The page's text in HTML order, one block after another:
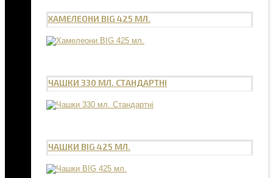
ХАМЕЛЕОНИ BIG 425 МЛ.
ЧАШКИ 330 МЛ. СТАНДАРТНІ
ЧАШКИ BIG 425 МЛ.